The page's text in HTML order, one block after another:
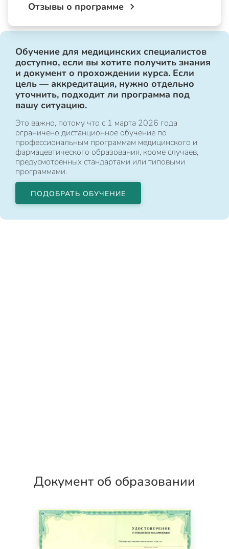
Отзывы о программе
Обучение для медицинских специалистов
доступно, если вы хотите получить знания
и документ о прохождении курса. Если
цель — аккредитация, нужно отдельно
уточнить, подходит ли программа под
вашу ситуацию.
Это важно, потому что с 1 марта 2026 года
ограничено дистанционное обучение по
профессиональным программам медицинского и
фармацевтического образования, кроме случаев,
предусмотренных стандартами или типовыми
программами.
ПОДОБРАТЬ ОБУЧЕНИЕ
Документ об образовании